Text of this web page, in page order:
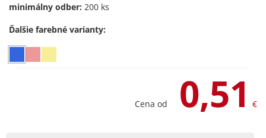
minimálny odber: 200 ks
Ďalšie farebné varianty:
Cena od 0,51 €